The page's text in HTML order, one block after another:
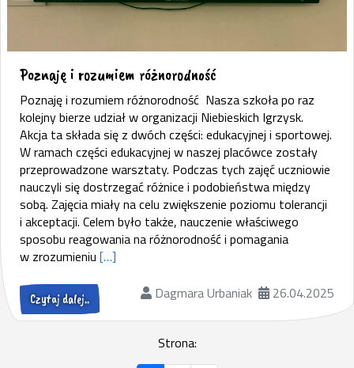
Poznaję i rozumiem różnorodność
Poznaję i rozumiem różnorodność Nasza szkoła po raz
kolejny bierze udział w organizacji Niebieskich Igrzysk.
Akcja ta składa się z dwóch części: edukacyjnej i sportowej.
W ramach części edukacyjnej w naszej placówce zostały
przeprowadzone warsztaty. Podczas tych zajęć uczniowie
nauczyli się dostrzegać różnice i podobieństwa między
sobą. Zajęcia miały na celu zwiększenie poziomu tolerancji
i akceptacji. Celem było także, nauczenie właściwego
sposobu reagowania na różnorodność i pomagania
w zrozumieniu […]
Czytaj dalej.. Dagmara Urbaniak 26.04.2025
Strona: